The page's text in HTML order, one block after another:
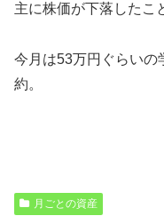
主に株価が下落したこ
今月は53万円ぐらいの
約。
月ごとの資産